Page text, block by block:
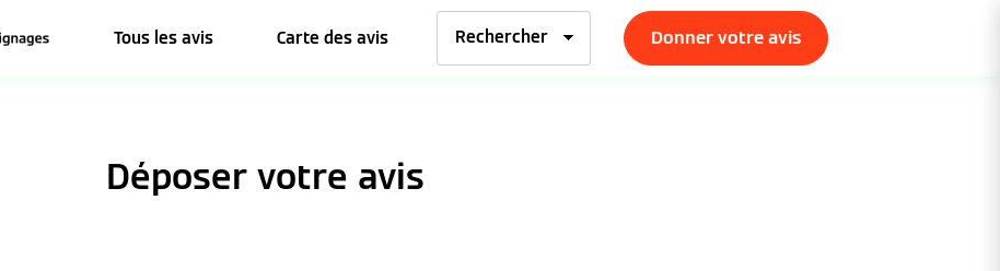
Tous les avis Carte des avis Donner votre avis
Déposer votre avis